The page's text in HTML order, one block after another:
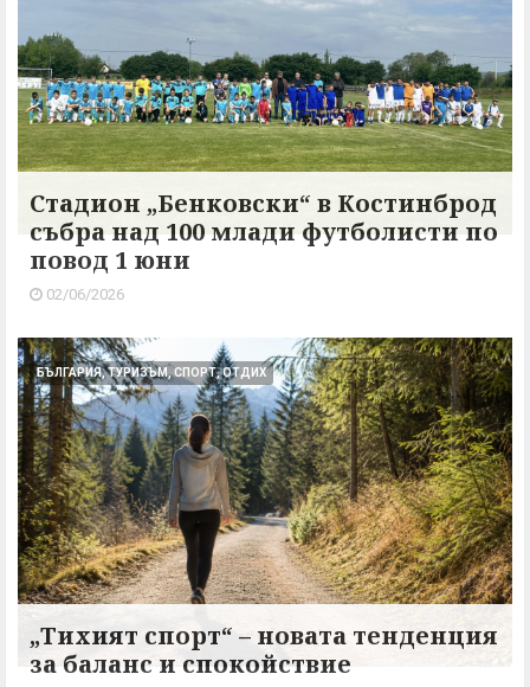
Стадион „Бенковски“ в Костинброд
събра над 100 млади футболисти по
повод 1 юни
02/06/2026
БЪЛГАРИЯ, ТУРИЗЪМ, СПОРТ, ОТДИХ
„Тихият спорт“ – новата тенденция
за баланс и спокойствие